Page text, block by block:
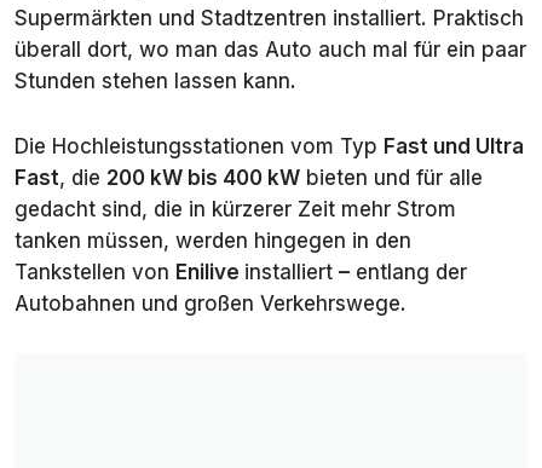
Supermärkten und Stadtzentren installiert. Praktisch
überall dort, wo man das Auto auch mal für ein paar
Stunden stehen lassen kann.
Die Hochleistungsstationen vom Typ Fast und Ultra
Fast, die 200 kW bis 400 kW bieten und für alle
gedacht sind, die in kürzerer Zeit mehr Strom
tanken müssen, werden hingegen in den
Tankstellen von Enilive installiert – entlang der
Autobahnen und großen Verkehrswege.